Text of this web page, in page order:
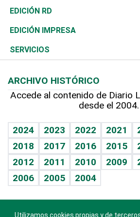
Ocenanía
Caribe
Resto del mundo
Telecom.
Global y variable
Economía personal
Sociales
Novedades
Podcast Arte Libre
Hablando con el pediatra
Vida y familia
Eñe
Celebrando la vida
Sin complejos
En pocas palabras
Tenis
Olimpismo
Más deportes
Línea de hit
TBT Deportivo
El Espía
Noticiero Poteleche
Columnistas
Historia
Martes de tecnología
Cambio climático
Revista
Deportes
Opinión
Hecho en casa
Guía del dinero
EDICIÓN RD
EDICIÓN IMPRESA
SERVICIOS
Cumpleaños
Horóscopos
Crucigramas
ARCHIVO HISTÓRICO
Accede al contenido de Diario
desde el 2004.
2024 2023 2022 2021
2018
2017 2016 2015
2012
2011 2010 2009
2006
2005 2004
Utilizamos cookies propias y de